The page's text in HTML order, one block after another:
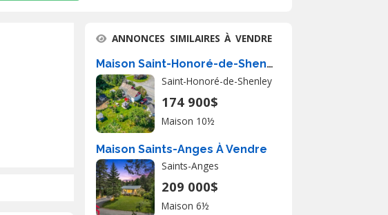
ANNONCES SIMILAIRES À VENDRE
Maison Saint-Honoré-de-Shenley � Vendre
Saint-Honoré-de-Shenley
174 900$
Maison 10½
Maison Saints-Anges À Vendre
Saints-Anges
209 000$
Maison 6½